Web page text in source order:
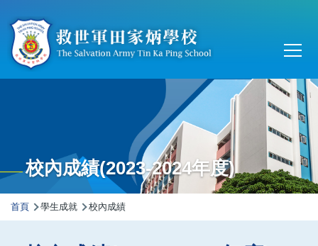
Main
校內成績(2023-2024年度)
導
首頁 學生成就 校內成績